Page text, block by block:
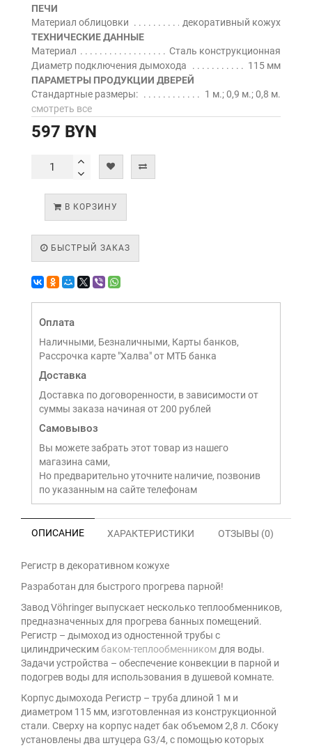
ПЕЧИ
Материал облицовки
декоративный кожух
ТЕХНИЧЕСКИЕ ДАННЫЕ
Материал
Сталь конструкционная
Диаметр подключения дымохода
115 мм
ПАРАМЕТРЫ ПРОДУКЦИИ ДВЕРЕЙ
Стандартные размеры:
1 м.; 0,9 м.; 0,8 м.
смотреть все
597 BYN
В КОРЗИНУ
БЫСТРЫЙ ЗАКАЗ
Оплата
Наличными, Безналичными, Карты банков,
Рассрочка карте "Халва" от МТБ банка
Доставка
Доставка по договоренности, в зависимости от
суммы заказа начиная от 200 рублей
Самовывоз
Вы можете забрать этот товар из нашего
магазина сами,
Но предварительно уточните наличие, позвонив
по указанным на сайте телефонам
ОПИСАНИЕ ХАРАКТЕРИСТИКИ ОТЗЫВЫ (0)
Регистр в декоративном кожухе
Разработан для быстрого прогрева парной!
Завод Vöhringer выпускает несколько теплообменников,
предназначенных для прогрева банных помещений.
Регистр – дымоход из одностенной трубы с
цилиндрическимбаком-теплообменником для воды.
Задачи устройства – обеспечение конвекции в парной и
подогрев воды для использования в душевой комнате.
Корпус дымохода Регистр – труба длиной 1 м и
диаметром 115 мм, изготовленная из конструкционной
стали. Сверху на корпус надет бак объемом 2,8 л. Сбоку
установлены два штуцера G3/4, с помощью которых